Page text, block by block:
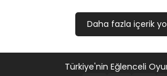
EĞITIM
Daha fazla içerik
Türkiye'nin Eğlenceli